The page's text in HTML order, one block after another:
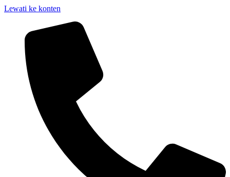
Lewati ke konten